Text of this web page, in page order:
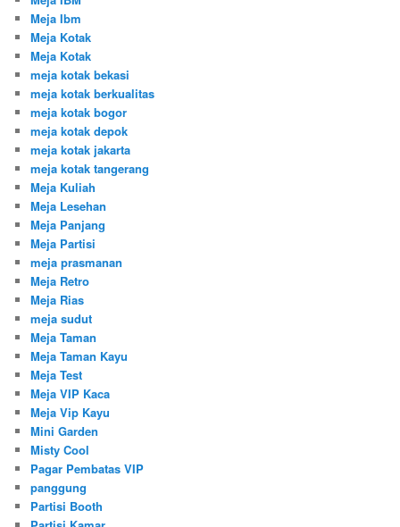
Meja Ibm
Meja Kotak
Meja Kotak
meja kotak bekasi
meja kotak berkualitas
meja kotak bogor
meja kotak depok
meja kotak jakarta
meja kotak tangerang
Meja Kuliah
Meja Lesehan
Meja Panjang
Meja Partisi
meja prasmanan
Meja Retro
Meja Rias
meja sudut
Meja Taman
Meja Taman Kayu
Meja Test
Meja VIP Kaca
Meja Vip Kayu
Mini Garden
Misty Cool
Pagar Pembatas VIP
panggung
Partisi Booth